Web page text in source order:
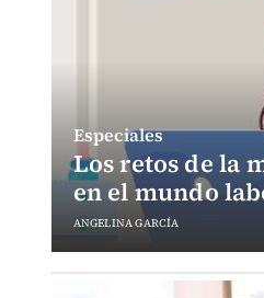
Los retos de la
en el mundo
Especiales
ANGELINA GARCÍA